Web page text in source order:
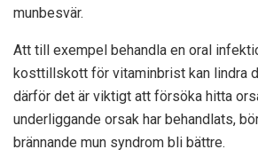
munbesvär.
Att till exempel behandla en oral
kosttillskott för vitaminbrist kan lindra
därför det är viktigt att försöka hitta
underliggande orsak har behandlats,
brännande mun syndrom bli bättre.